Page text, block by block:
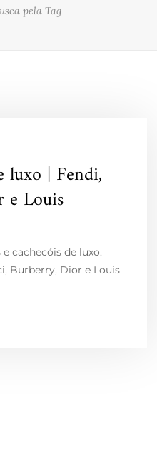
pela Tag
luxo | Fendi,
e Louis
cachecóis de luxo.
Burberry, Dior e Louis